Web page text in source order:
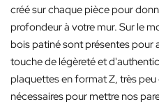
créé sur chaque pièce pour
profondeur à votre mur. Sur le
bois patiné sont présentes pour
touche de légèreté et
plaquettes en format Z, très
nécessaires pour mettre nos